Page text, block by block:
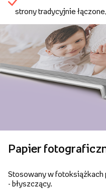
strony tradycyjnie
Papier
Stosowany w fotoksiążkach
- błyszczący.